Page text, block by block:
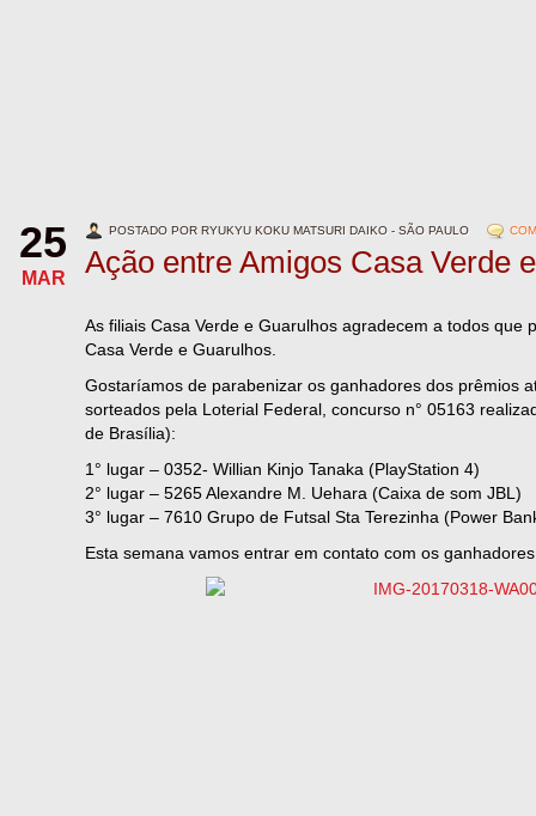
25
MAR
POSTADO POR RYUKYU KOKU MATSURI DAIKO - SÃO PAULO
Ação entre Amigos Casa Verde
As filiais Casa Verde e Guarulhos agradecem a todos que
Casa Verde e Guarulhos.
Gostaríamos de parabenizar os ganhadores dos prêmios
sorteados pela Loterial Federal, concurso n° 05163
de Brasília):
1° lugar – 0352- Willian Kinjo Tanaka (PlayStation 4)
2° lugar – 5265 Alexandre M. Uehara (Caixa de som JBL)
3° lugar – 7610 Grupo de Futsal Sta Terezinha (Power
Esta semana vamos entrar em contato com os